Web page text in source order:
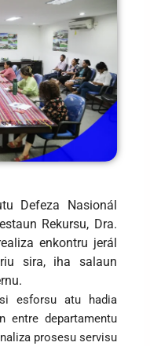
Defeza Nasionál
Rekursu, Dra.
enkontru jerál
sira, iha salaun
esforsu atu hadia
entre departamentu
prosesu servisu